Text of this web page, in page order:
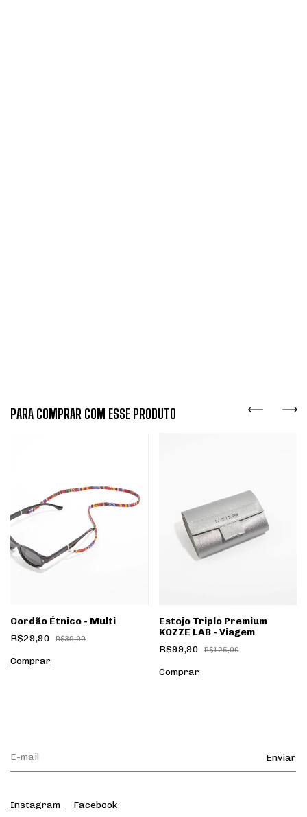
PARA COMPRAR COM ESSE PRODUTO
Cordão Étnico - Multi
R$29,90
R$39,90
Estojo Triplo Premium
KOZZE LAB - Viagem
R$99,90
R$125,00
Instagram Facebook